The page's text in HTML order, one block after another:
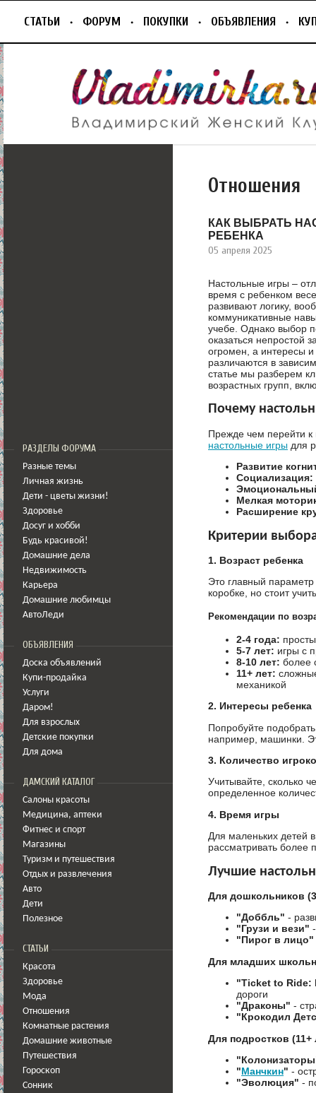
СТАТЬИ ФОРУМ ПОКУПКИ ОБЪЯВЛЕНИЯ
РАЗДЕЛЫ ФОРУМА
Разные темы
Личная жизнь
Дети - цветы жизни!
Здоровье
Досуг и хобби
Будь красивой!
Домашние дела
Недвижимость
Карьера
Домашние любимцы
АвтоЛеди
ОБЪЯВЛЕНИЯ
Доска объявлений
Купи-продайка
Услуги
Даром!
Для взрослых
Детские покупки
Для дома
ДАМСКИЙ КАТАЛОГ
Салоны красоты
Медицина, аптеки
Фитнес и спорт
Магазины
Туризм и путешествия
Отдых и развлечения
Авто
Дети
Полезное
СТАТЬИ
Красота
Здоровье
Мода
Отношения
Комнатные растения
Домашние животные
Путешествия
Гороскоп
Сонник
Отношения
КАК ВЫБРАТЬ
РЕБЕНКА
05 апреля 2025
Настольные игры –
время с ребенком
развивают логику,
коммуникативные
учебе. Однако выбор
оказаться непростой
огромен, а интересы и
различаются в
статье мы разберем
возрастных групп,
Почему
Прежде чем перейти
настольные игры для
Развитие
Социализация:
Мелкая
Расширение
Критерии
1. Возраст ребенка
Это главный
коробке, но стоит
Рекомендации по
2-4 года:
5-7 лет: игры с
8-10 лет: более
11+ лет:
механикой
2. Интересы ребенка
Попробуйте
например, машинки.
3. Количество
Учитывайте, сколько
определенное
4. Время игры
Для маленьких детей
рассматривать более
Лучшие
Для дошкольников
"Доббль" -
"Грузи и вези"
"Пирог в лицо"
Для младших
"Ticket to Ride:
дороги
"Драконы" -
"Крокодил
Для подростков (11+
"Манчкин" -
"Эволюция" -